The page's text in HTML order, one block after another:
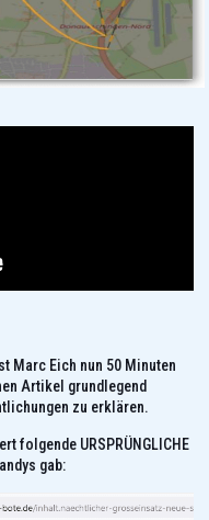
Marc Eich nun 50 Minuten
Artikel grundlegend
zu erklären.
folgende URSPRÜNGLICHE
gab: